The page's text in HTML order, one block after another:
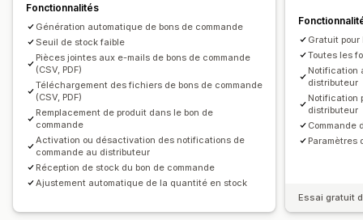
Fonctionnalités
Génération automatique de bons de commande
Seuil de stock faible
Pièces jointes aux e-mails de bons de commande
(CSV, PDF)
Téléchargement des fichiers de bons de commande
(CSV, PDF)
Remplacement de produit dans le bon de
commande
Activation ou désactivation des notifications de
commande au distributeur
Réception de stock du bon de commande
Ajustement automatique de la quantité en stock
Gratuit
Toutes les
Notification
distributeur
Notification
distributeur
Commande
Paramètres
Essai gratuit